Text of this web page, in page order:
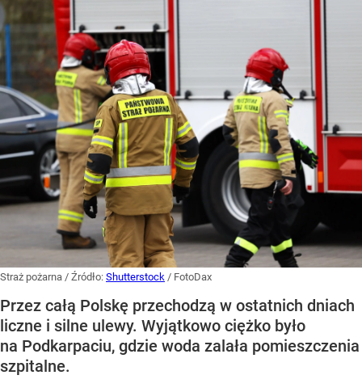
Straż pożarna / Źródło: Shutterstock / FotoDax
Przez całą Polskę przechodzą w ostatnich dniach
liczne i silne ulewy. Wyjątkowo ciężko było
na Podkarpaciu, gdzie woda zalała pomieszczenia
szpitalne.